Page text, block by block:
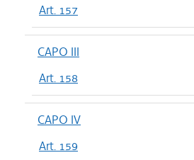
Art. 157
CAPO III
Art. 158
CAPO IV
Art. 159